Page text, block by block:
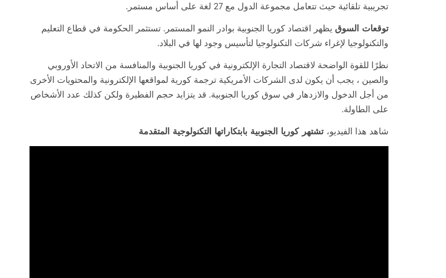
تجريبية تلقائية حيث تتعامل مجموعة الدول مع 27 لغة على أساس مستمر.
توقعات السوق يظهر اقتصاد كوريا الجنوبية بوادر النمو المستمر. تستثمر الحكومة في قطاع التعليم
والتكنولوجيا لإغراء شركات التكنولوجيا لتأسيس وجود لها في البلاد.
نظرًا للقوة الواضحة لاقتصاد التجارة الإلكترونية في كوريا الجنوبية والمنافسة من الاتحاد الأوروبي
والصين ، يجب أن يكون لدى الشركات الأمريكية ترجمة كورية لمواقعها الإلكترونية والمحتويات الأخرى
من أجل الدخول والازدهار في سوق كوريا الجنوبية. قد يتزايد حجم الفطيرة ولكن كذلك عدد الأشخاص
على الطاولة.
شاهد هذا الفيديو، تشتهر كوريا الجنوبية بابتكاراتها التكنولوجية المتقدمة